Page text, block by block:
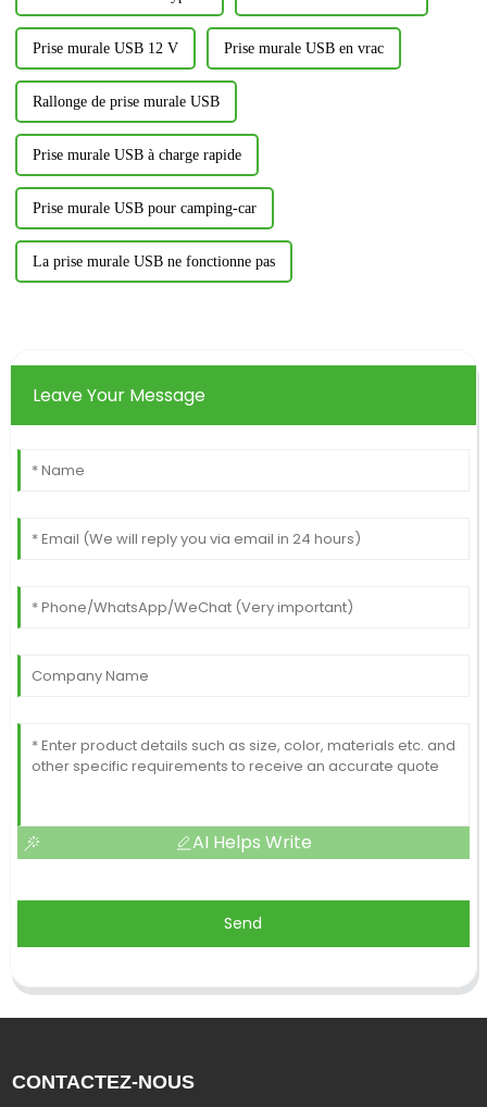
Prise murale USB 12 V Prise murale USB en vrac
Rallonge de prise murale USB
Prise murale USB à charge rapide
Prise murale USB pour camping-car
La prise murale USB ne fonctionne pas
Leave Your Message
AI Helps Write
Send
CONTACTEZ-NOUS